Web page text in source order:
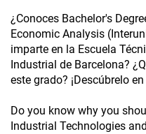
¿Conoces Bachelor's
Economic Analysis
imparte en la Escuela
Industrial de Barcelona?
este grado? ¡Descúbrelo
Do you know why you
Industrial Technologies